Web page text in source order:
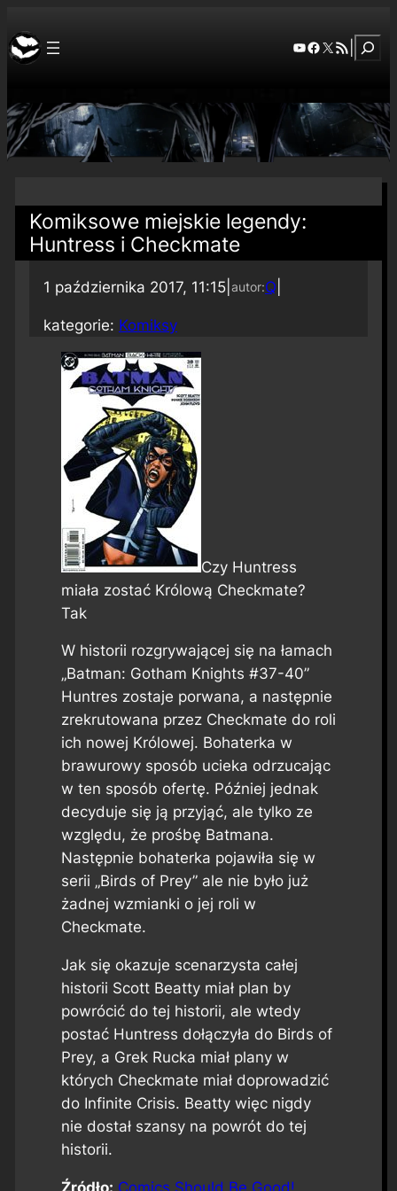
YouTube
Facebook
X RSS Feed
Komiksowe miejskie legendy:
Huntress i Checkmate
1 października 2017, 11:15| autor:Q
kategorie: Komiksy
Czy Huntress
miała zostać Królową Checkmate?
Tak
W historii rozgrywającej się na łamach
„Batman: Gotham Knights #37-40”
Huntres zostaje porwana, a następnie
zrekrutowana przez Checkmate do roli
ich nowej Królowej. Bohaterka w
brawurowy sposób ucieka odrzucając
w ten sposób ofertę. Później jednak
decyduje się ją przyjąć, ale tylko ze
względu, że prośbę Batmana.
Następnie bohaterka pojawiła się w
serii „Birds of Prey” ale nie było już
żadnej wzmianki o jej roli w
Checkmate.
Jak się okazuje scenarzysta całej
historii Scott Beatty miał plan by
powrócić do tej historii, ale wtedy
postać Huntress dołączyła do Birds of
Prey, a Grek Rucka miał plany w
których Checkmate miał doprowadzić
do Infinite Crisis. Beatty więc nigdy
nie dostał szansy na powrót do tej
historii.
Źródło: Comics Should Be Good!